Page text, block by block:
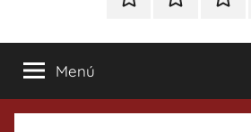
Tonics Gastronomía
Menú